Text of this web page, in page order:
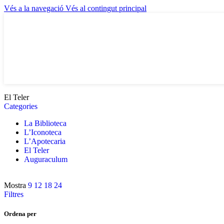
Vés a la navegació Vés al contingut principal
El Teler
Categories
La Biblioteca
L’Iconoteca
L’Apotecaria
El Teler
Auguraculum
Mostra 9 12 18 24
Filtres
Ordena per